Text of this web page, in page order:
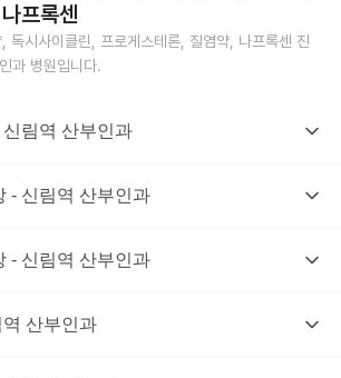
프록센
독시사이클린, 프로게스테론, 질염약, 나프록센 진
과 병원입니다.
림역 산부인과
- 신림역 산부인과
- 신림역 산부인과
산부인과